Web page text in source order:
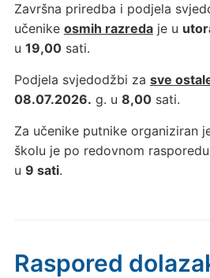
Završna priredba i podjela
učenike osmih razredaje u
u 19,00sati.
Podjela svjedodžbi za sve
08.07.2026. g. u 8,00sati.
Za učenike putnike organiziran
školu je po redovnom
u 9 sati.
Raspored